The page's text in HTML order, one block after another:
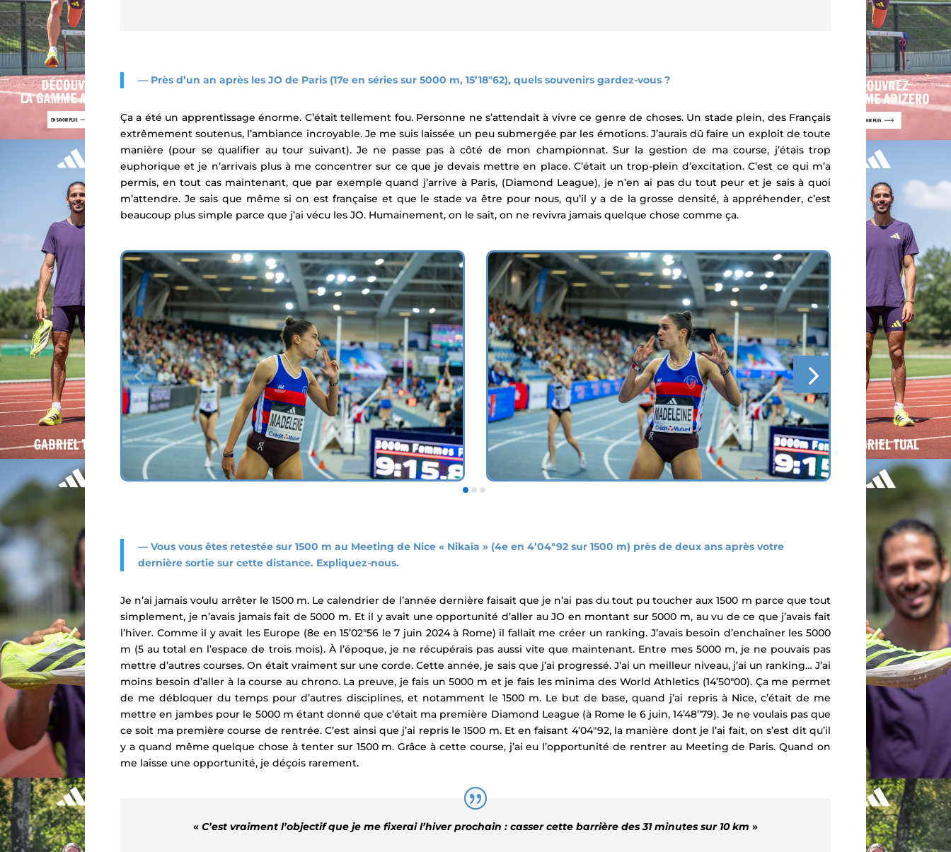
— Près d’un an après les JO de Paris (17e en séries sur 5000 m, 15’18″62), quels souvenirs gardez-vous ?
Ça a été un apprentissage énorme. C’était tellement fou. Personne ne s’attendait à vivre ce genre de choses. Un stade plein, des Français
extrêmement soutenus, l’ambiance incroyable. Je me suis laissée un peu submergée par les émotions. J’aurais dû faire un exploit de toute
manière (pour se qualifier au tour suivant). Je ne passe pas à côté de mon championnat. Sur la gestion de ma course, j’étais trop
euphorique et je n’arrivais plus à me concentrer sur ce que je devais mettre en place. C’était un trop-plein d’excitation. C’est ce qui m’a
permis, en tout cas maintenant, que par exemple quand j’arrive à Paris, (Diamond League), je n’en ai pas du tout peur et je sais à quoi
m’attendre. Je sais que même si on est française et que le stade va être pour nous, qu’il y a de la grosse densité, à appréhender, c’est
beaucoup plus simple parce que j’ai vécu les JO. Humainement, on le sait, on ne revivra jamais quelque chose comme ça.
— Vous vous êtes retestée sur 1500 m au Meeting de Nice « Nikaïa » (4e en 4’04″92 sur 1500 m) près de deux ans après votre
dernière sortie sur cette distance. Expliquez-nous.
Je n’ai jamais voulu arrêter le 1500 m. Le calendrier de l’année dernière faisait que je n’ai pas du tout pu toucher aux 1500 m parce que tout
simplement, je n’avais jamais fait de 5000 m. Et il y avait une opportunité d’aller au JO en montant sur 5000 m, au vu de ce que j’avais fait
l’hiver. Comme il y avait les Europe (8e en 15’02″56 le 7 juin 2024 à Rome) il fallait me créer un ranking. J’avais besoin d’enchaîner les 5000
m (5 au total en l’espace de trois mois). À l’époque, je ne récupérais pas aussi vite que maintenant. Entre mes 5000 m, je ne pouvais pas
mettre d’autres courses. On était vraiment sur une corde. Cette année, je sais que j’ai progressé. J’ai un meilleur niveau, j’ai un ranking… J’ai
moins besoin d’aller à la course au chrono. La preuve, je fais un 5000 m et je fais les minima des World Athletics (14’50″00). Ça me permet
de me débloquer du temps pour d’autres disciplines, et notamment le 1500 m. Le but de base, quand j’ai repris à Nice, c’était de me
mettre en jambes pour le 5000 m étant donné que c’était ma première Diamond League (à Rome le 6 juin, 14’48’’79). Je ne voulais pas que
ce soit ma première course de rentrée. C’est ainsi que j’ai repris le 1500 m. Et en faisant 4’04″92, la manière dont je l’ai fait, on s’est dit qu’il
y a quand même quelque chose à tenter sur 1500 m. Grâce à cette course, j’ai eu l’opportunité de rentrer au Meeting de Paris. Quand on
me laisse une opportunité, je déçois rarement.
« C’est vraiment l’objectif que je me fixerai l’hiver prochain : casser cette barrière des 31 minutes sur 10 km »